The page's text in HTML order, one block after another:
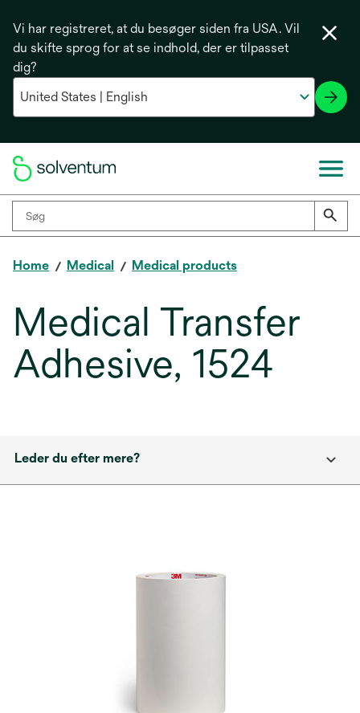
Vi har registreret, at du besøger siden fra USA. Vil
du skifte sprog for at se indhold, der er tilpasset
dig?
Home Medical Medical products
Medical Transfer
Adhesive, 1524
Leder du efter mere?